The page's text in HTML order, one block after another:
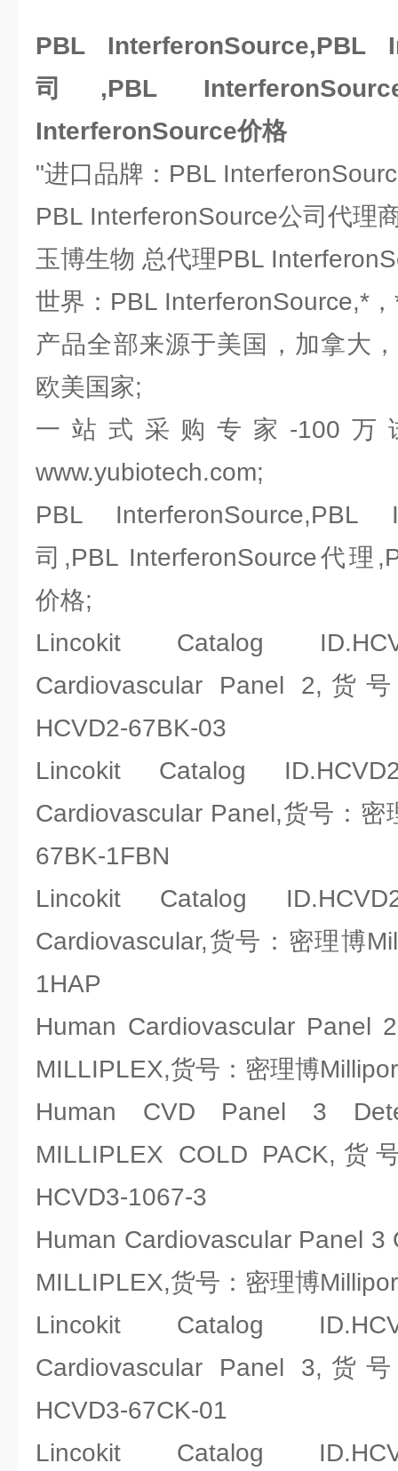
PBL InterferonSource,PBL
司,PBL
InterferonSource价格
"进口品牌：PBL
PBL InterferonSource公司代理
玉博生物 总代理PBL
世界：PBL InterferonSource,*
产品全部来源于美国，加拿大
欧美国家;
一站式采购专家-100万
www.yubiotech.com;
PBL InterferonSource,PBL
司,PBL InterferonSource代理
价格;
Lincokit Catalog
Cardiovascular Panel 2,货
HCVD2-67BK-03
Lincokit Catalog ID.HCVD2-
Cardiovascular Panel,货号：密
67BK-1FBN
Lincokit Catalog ID.HCVD2-
Cardiovascular,货号：密理博
1HAP
Human Cardiovascular Panel
MILLIPLEX,货号：密理博
Human CVD Panel 3
MILLIPLEX COLD PACK,货
HCVD3-1067-3
Human Cardiovascular Panel 3
MILLIPLEX,货号：密理博
Lincokit Catalog
Cardiovascular Panel 3,货
HCVD3-67CK-01
Lincokit Catalog